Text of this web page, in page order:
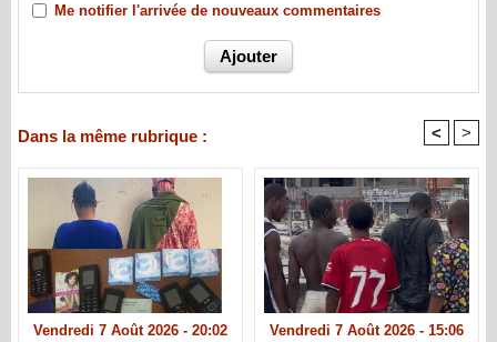
Me notifier l'arrivée de nouveaux commentaires
Dans la même rubrique : < >
Vendredi 7 Août 2026 - 20:02 Vendredi 7 Août 2026 - 15:06